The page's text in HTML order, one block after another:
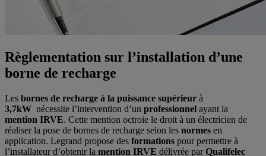
Règlementation sur l’installation d’une
borne de recharge
Les bornes de recharge à la puissance supérieur à
3,7kW nécessite l’intervention d’un professionnel ayant la
mention IRVE. Cette mention octroie le droit à un électricien de
réaliser la pose de bornes de recharge selon les normes en
application. Legrand propose des formations pour permettre à
l’installateur d’obtenir la mention IRVE délivrée parQualifelec